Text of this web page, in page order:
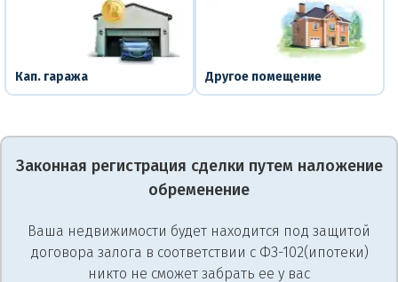
Кап. гаража Другое помещение
Законная регистрация сделки путем наложение
обременение
Ваша недвижимости будет находится под защитой
договора залога в соответствии с ФЗ-102(ипотеки)
никто не сможет забрать ее у вас